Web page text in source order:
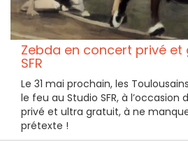
Zebda en concert privé
SFR
Le 31 mai prochain, les
le feu au Studio SFR, à l’occasion
privé et ultra gratuit, à ne
prétexte !